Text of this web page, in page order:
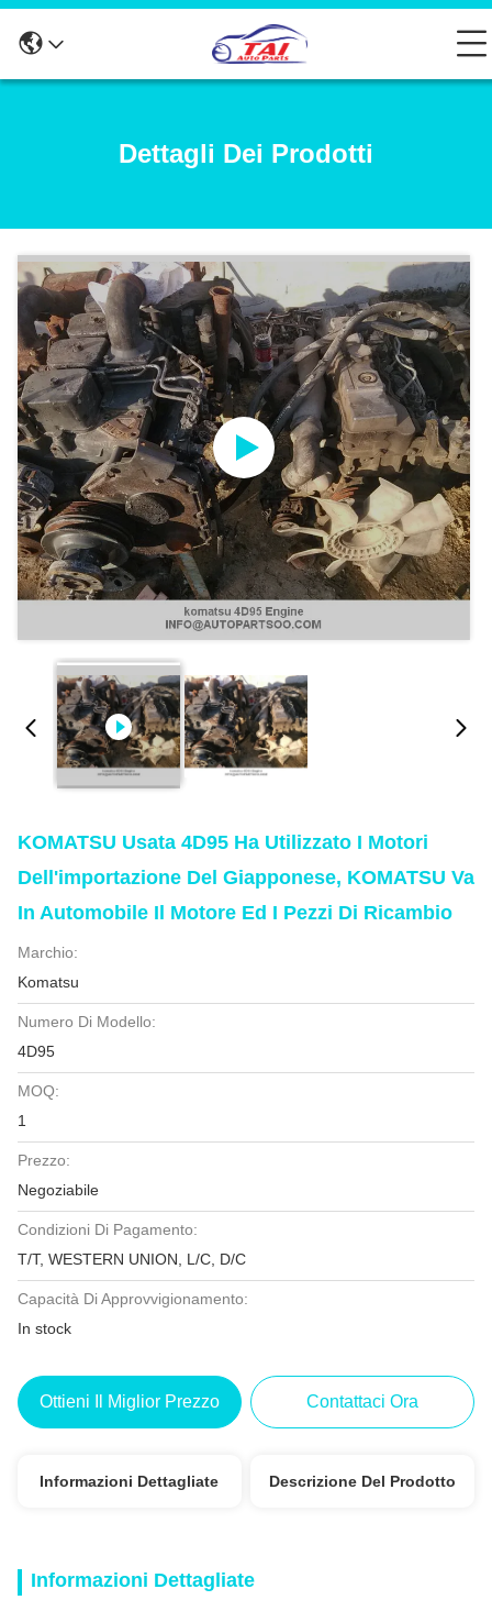
Dettagli Dei Prodotti
KOMATSU Usata 4D95 Ha Utilizzato I Motori
Dell'importazione Del Giapponese, KOMATSU Va
In Automobile Il Motore Ed I Pezzi Di Ricambio
Marchio:
Komatsu
Numero Di Modello:
4D95
MOQ:
1
Prezzo:
Negoziabile
Condizioni Di Pagamento:
T/T, WESTERN UNION, L/C, D/C
Capacità Di Approvvigionamento:
In stock
Ottieni Il Miglior Prezzo Contattaci Ora
Informazioni Dettagliate Descrizione Del Prodotto
Informazioni Dettagliate